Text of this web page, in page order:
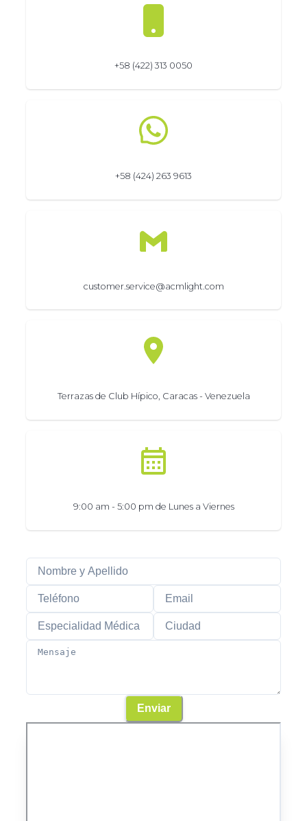
+58 (422) 313 0050
+58 (424) 263 9613
customer.service@acmlight.com
Terrazas de Club Hípico, Caracas - Venezuela
9:00 am - 5:00 pm de Lunes a Viernes
Enviar